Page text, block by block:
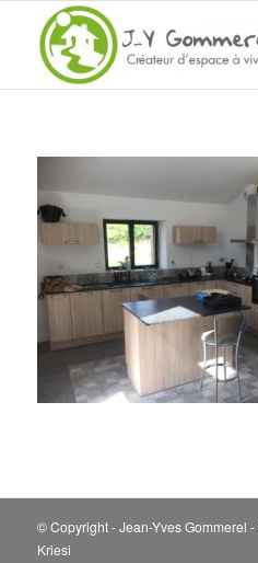
© Copyright - Jean-Yves Gommerel -
Kriesi